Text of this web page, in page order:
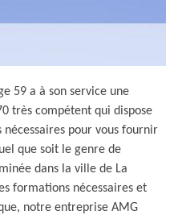
59 a à son service une
très compétent qui dispose
pour vous fournir
que soit le genre de
dans la ville de La
formations nécessaires et
notre entreprise AMG